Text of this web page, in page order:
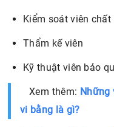
Kiểm soát viên
Thẩm kế viên
Kỹ thuật viên bảo
Xem thêm: Những
vi bằng là gì?